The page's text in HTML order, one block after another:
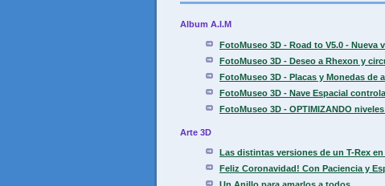
Album A.I.M
FotoMuseo 3D - Road to V5.0 - Nueva
FotoMuseo 3D - Deseo a Rhexon y
FotoMuseo 3D - Placas y Monedas de
FotoMuseo 3D - Nave Espacial
FotoMuseo 3D - OPTIMIZANDO
Arte 3D
Las distintas versiones de un T-Rex en
Feliz Coronavidad! Con Paciencia y